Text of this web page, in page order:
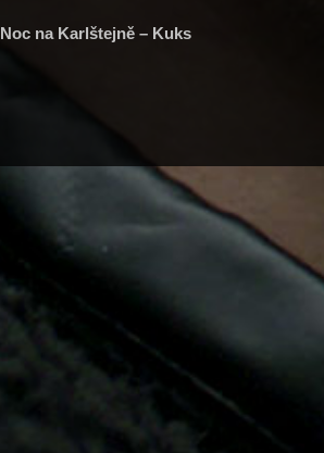
Noc na Karlštejně – Kuks